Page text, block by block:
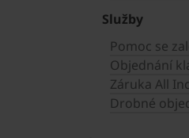
Služby
Pomoc se
Objednání
Záruka All
Drobné